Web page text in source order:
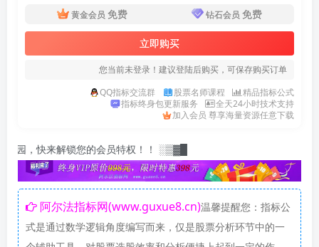
黄金会员 免费 钻石会员 免费
立即购买
您当前未登录！建议登陆后购买，可保存购买订单
QQ指标交流群
股票名师课程
精品指标公式
指标终身包更新服务
全天24小时技术支持
加入会员 尊享海量资源任意下载
解锁您的会员特权！！ ░▒▓█
阿尔法指标网(www.guxue8.cn)温馨提醒您：指标公
式是通过数学逻辑角度编写而来，仅是股票分析环节中的一